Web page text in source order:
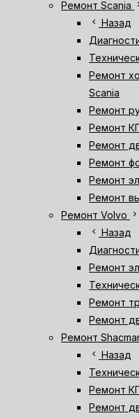
Ремонт Scania
chevron_left Назад
Ремонт
Scania
Ремонт
Ремонт
Ремонт
Ремонт
Ремонт
Ремонт
Ремонт Volvo
chevron_right
chevron_left Назад
Ремонт
Ремонт
Ремонт
Ремонт
chevron_left Назад
Ремонт
Ремонт